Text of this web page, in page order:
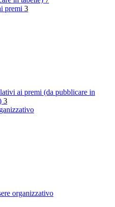
premi 3
ai premi (da pubblicare in
3
organizzativo